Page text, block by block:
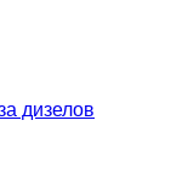
дизелов